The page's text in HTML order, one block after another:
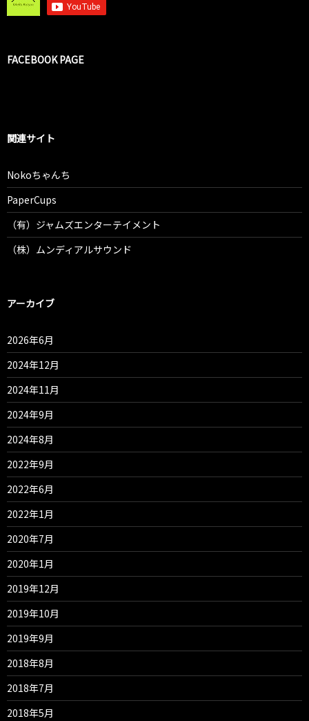
FACEBOOK PAGE
関連サイト
Nokoちゃんち
PaperCups
（有）ジャムズエンターテイメント
（株）ムンディアルサウンド
アーカイブ
2026年6月
2024年12月
2024年11月
2024年9月
2024年8月
2022年9月
2022年6月
2022年1月
2020年7月
2020年1月
2019年12月
2019年10月
2019年9月
2018年8月
2018年7月
2018年5月